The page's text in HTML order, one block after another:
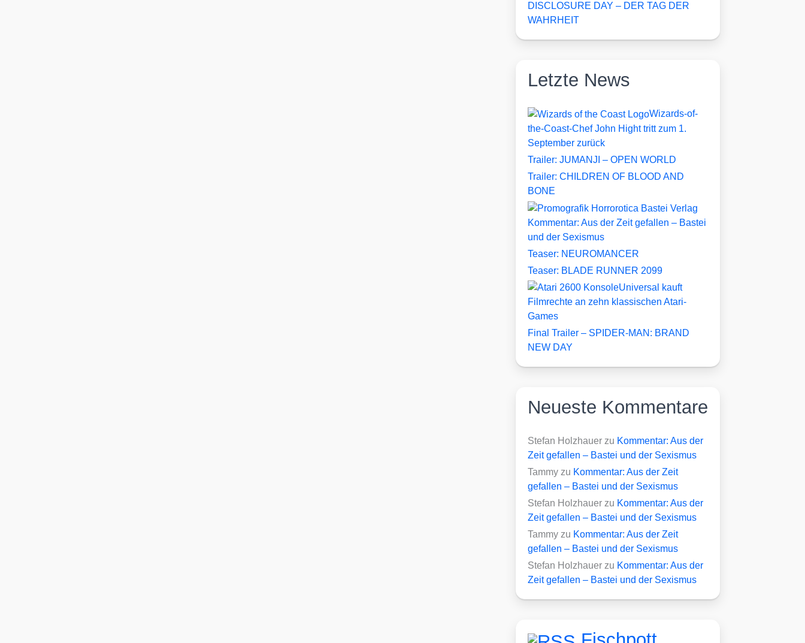
DISCLOSURE DAY – DER TAG DER
WAHRHEIT
Letzte News
Wizards-of-
the-Coast-Chef John Hight tritt zum 1.
September zurück
Trailer: JUMANJI – OPEN WORLD
Trailer: CHILDREN OF BLOOD AND
BONE
Kommentar: Aus der Zeit gefallen – Bastei
und der Sexismus
Teaser: NEUROMANCER
Teaser: BLADE RUNNER 2099
Universal kauft
Filmrechte an zehn klassischen Atari-
Games
Final Trailer – SPIDER-MAN: BRAND
NEW DAY
Neueste Kommentare
Stefan Holzhauer zu Kommentar: Aus der
Zeit gefallen – Bastei und der Sexismus
Tammy zu Kommentar: Aus der Zeit
gefallen – Bastei und der Sexismus
Stefan Holzhauer zu Kommentar: Aus der
Zeit gefallen – Bastei und der Sexismus
Tammy zu Kommentar: Aus der Zeit
gefallen – Bastei und der Sexismus
Stefan Holzhauer zu Kommentar: Aus der
Zeit gefallen – Bastei und der Sexismus